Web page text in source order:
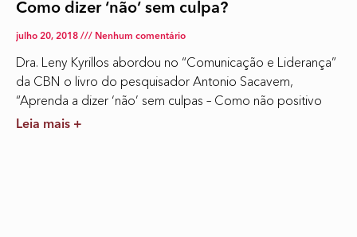
Como dizer ‘não’ sem culpa?
julho 20, 2018 Nenhum comentário
Dra. Leny Kyrillos abordou no “Comunicação e Liderança”
da CBN o livro do pesquisador Antonio Sacavem,
“Aprenda a dizer ‘não’ sem culpas – Como não positivo
Leia mais +